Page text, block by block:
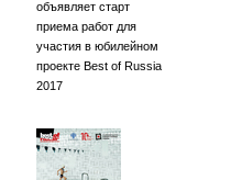
объявляет старт
приема работ для
участия в юбилейном
проекте Best of Russia
2017